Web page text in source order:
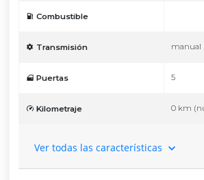
Combustible
Transmisión manual
Puertas 5
Kilometraje 0 km
Ver todas las características